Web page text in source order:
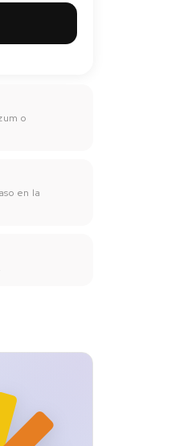
o
en la